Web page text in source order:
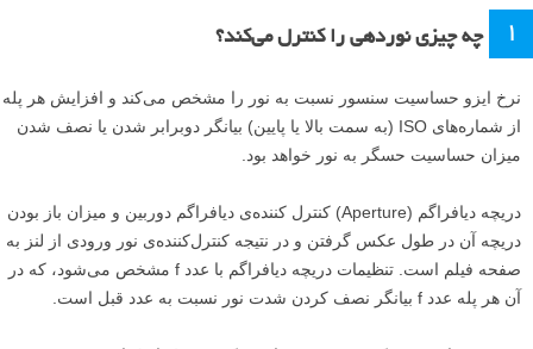
۱ چه چیزی نوردهی را کنترل می‌کند؟
نرخ ایزو حساسیت سنسور نسبت به نور را مشخص می‌کند و افزایش هر پله
از شماره‌های ISO (به سمت بالا یا پایین) بیانگر دوبرابر شدن یا نصف شدن
میزان حساسیت حسگر به نور خواهد بود.
دریچه دیافراگم (Aperture) کنترل کننده‌ی دیافراگم دوربین و میزان باز بودن
دریچه آن در طول عکس گرفتن و در نتیجه کنترل‌کننده‌ی نور ورودی از لنز به
صفحه فیلم است. تنظیمات دریچه دیافراگم با عدد f مشخص می‌شود، که در
آن هر پله عدد f بیانگر نصف کردن شدت نور نسبت به عدد قبل است.